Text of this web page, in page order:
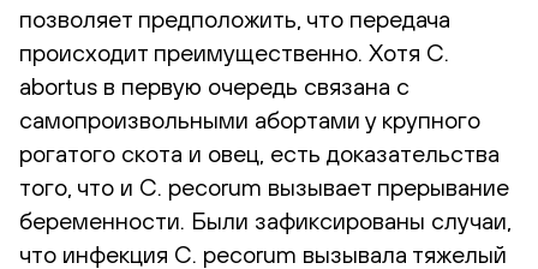
позволяет предположить, что передача
происходит преимущественно. Хотя C.
abortus в первую очередь связана с
самопроизвольными абортами у крупного
рогатого скота и овец, есть доказательства
того, что и C. pecorum вызывает прерывание
беременности. Были зафиксированы случаи,
что инфекция C. pecorum вызывала тяжелый